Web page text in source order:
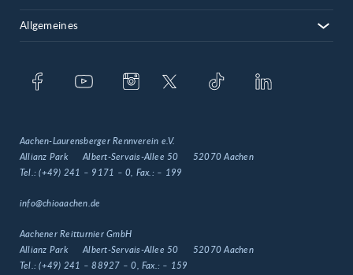
Allgemeines
Aachen-Laurensberger Rennverein e.V.
Allianz Park
Albert-Servais-Allee 50
52070 Aachen
Tel.:(+49) 241 – 9171 – 0 , Fax.: – 199
info@chioaachen.de
Aachener Reitturnier GmbH
Allianz Park
Albert-Servais-Allee 50
52070 Aachen
Tel.:(+49) 241 – 88927 – 0 , Fax.: – 159